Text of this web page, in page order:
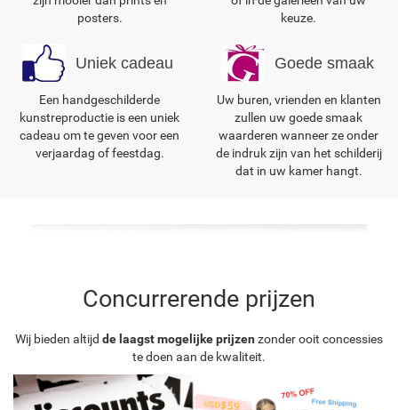
posters.
keuze.
Uniek cadeau
Een handgeschilderde
kunstreproductie is een uniek
cadeau om te geven voor een
verjaardag of feestdag.
Goede smaak
Uw buren, vrienden en klanten
zullen uw goede smaak
waarderen wanneer ze onder
de indruk zijn van het schilderij
dat in uw kamer hangt.
Concurrerende prijzen
Wij bieden altijd de laagst mogelijke prijzen zonder ooit concessies
te doen aan de kwaliteit.